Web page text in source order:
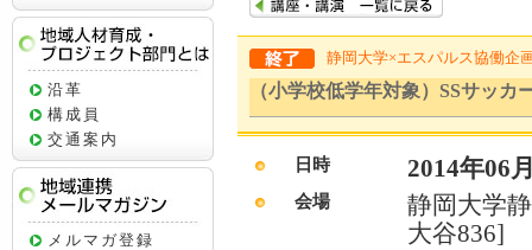
静岡大学×エスパルス協働企
（小学校低学年対象）SSサッカ
日時 2014年06
会場
静岡大学
大谷836]
地域人材育成・プロジェクト部門とは
沿革
構成員
交通案内
地域連携メールマガジン
メルマガ登録